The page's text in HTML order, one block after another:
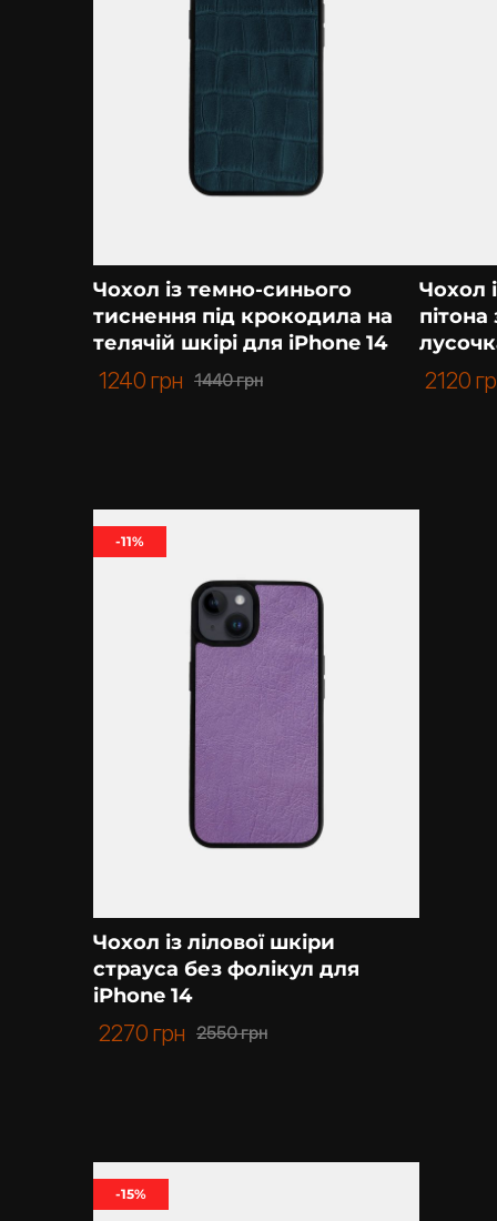
Чохол із темно-синього
тиснення під крокодила на
телячій шкірі для iPhone 14
1440грн
1240 грн
Чохол
2120
-11%
Чохол із лілової шкіри
страуса без фолікул для
iPhone 14
2550грн
2270 грн
-15%